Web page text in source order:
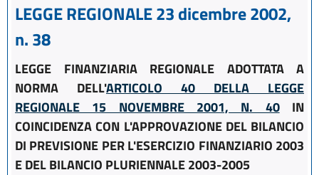
LEGGE REGIONALE 23 dicembre 2002,
n. 38
LEGGE FINANZIARIA REGIONALE ADOTTATA A
NORMA DELL'ARTICOLO 40 DELLA LEGGE
REGIONALE 15 NOVEMBRE 2001, N. 40IN
COINCIDENZA CON L'APPROVAZIONE DEL BILANCIO
DI PREVISIONE PER L'ESERCIZIO FINANZIARIO 2003
E DEL BILANCIO PLURIENNALE 2003-2005